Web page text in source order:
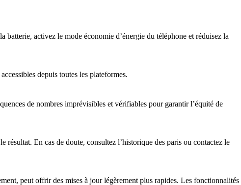
activez le mode économie d’énergie du téléphone et réduisez la
depuis toutes les plateformes.
de nombres imprévisibles et vérifiables pour garantir l’équité de
En cas de doute, consultez l’historique des paris ou contactez le
peut offrir des mises à jour légèrement plus rapides. Les fonctionnalités